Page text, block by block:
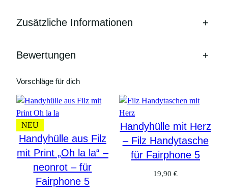
p
h
n
5
e
n
Zusätzliche Informationen +
Bewertungen +
Vorschläge für dich
NEU
Handyhülle aus Filz
mit Print „Oh la la“ –
neonrot – für
Fairphone 5
Handyhülle mit Herz
– Filz Handytasche
für Fairphone 5
19,90€